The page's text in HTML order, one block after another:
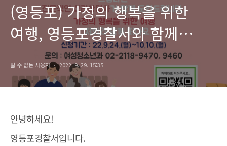
(영등포) 가정의 행복을 위한
여행, 영등포경찰서와 함께
떠나요!
알 수 없는 사용자 2022. 9. 29. 15:35
안녕하세요!
영등포경찰서입니다.